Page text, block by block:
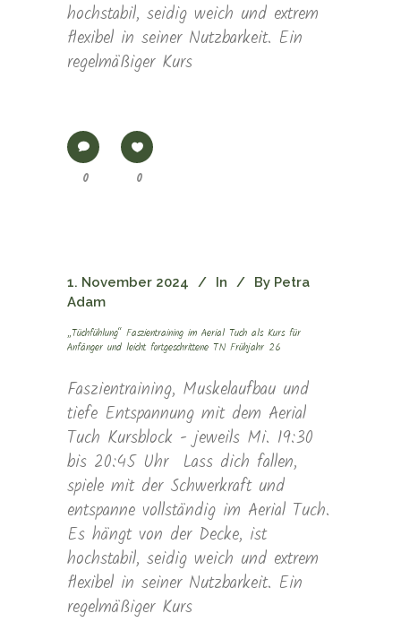
hochstabil, seidig weich und extrem
flexibel in seiner Nutzbarkeit. Ein
regelmäßiger Kurs
0 0
1. November 2024 In By Petra
Adam
„Tüchfühlung“ Faszientraining im Aerial Tuch als Kurs für
Anfänger und leicht fortgeschrittene TN Frühjahr 26
Faszientraining, Muskelaufbau und
tiefe Entspannung mit dem Aerial
Tuch Kursblock - jeweils Mi. 19:30
bis 20:45 Uhr Lass dich fallen,
spiele mit der Schwerkraft und
entspanne vollständig im Aerial Tuch.
Es hängt von der Decke, ist
hochstabil, seidig weich und extrem
flexibel in seiner Nutzbarkeit. Ein
regelmäßiger Kurs